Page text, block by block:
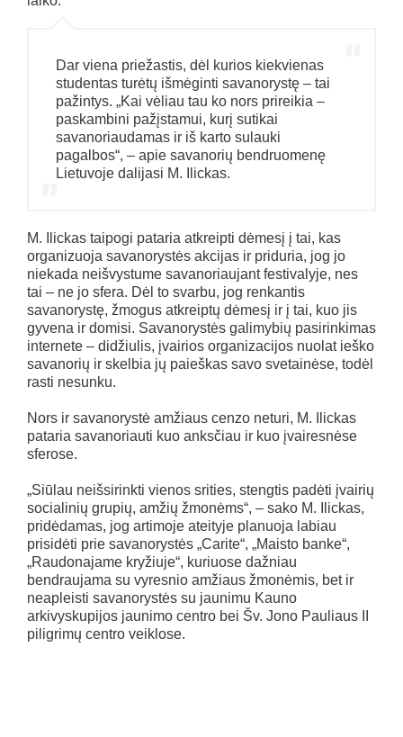
Dar viena priežastis, dėl kurios kiekvienas
studentas turėtų išmėginti savanorystę – tai
pažintys. „Kai vėliau tau ko nors prireikia –
paskambini pažįstamui, kurį sutikai
savanoriaudamas ir iš karto sulauki
pagalbos“, – apie savanorių bendruomenę
Lietuvoje dalijasi M. Ilickas.
M. Ilickas taipogi pataria atkreipti dėmesį į tai, kas
organizuoja savanorystės akcijas ir priduria, jog jo
niekada neišvystume savanoriaujant festivalyje, nes
tai – ne jo sfera. Dėl to svarbu, jog renkantis
savanorystę, žmogus atkreiptų dėmesį ir į tai, kuo jis
gyvena ir domisi. Savanorystės galimybių pasirinkimas
internete – didžiulis, įvairios organizacijos nuolat ieško
savanorių ir skelbia jų paieškas savo svetainėse, todėl
rasti nesunku.
Nors ir savanorystė amžiaus cenzo neturi, M. Ilickas
pataria savanoriauti kuo anksčiau ir kuo įvairesnėse
sferose.
„Siūlau neišsirinkti vienos srities, stengtis padėti įvairių
socialinių grupių, amžių žmonėms“, – sako M. Ilickas,
pridėdamas, jog artimoje ateityje planuoja labiau
prisidėti prie savanorystės „Carite“, „Maisto banke“,
„Raudonajame kryžiuje“, kuriuose dažniau
bendraujama su vyresnio amžiaus žmonėmis, bet ir
neapleisti savanorystės su jaunimu Kauno
arkivyskupijos jaunimo centro bei Šv. Jono Pauliaus II
piligrimų centro veiklose.